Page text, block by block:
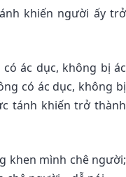
khiến người ấy trở
ác dục, không bị ác
có ác dục, không bị
tánh khiến trở thành
khen mình chê người;